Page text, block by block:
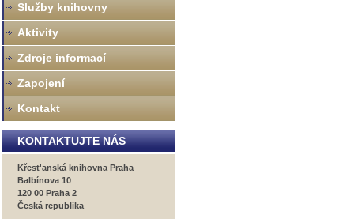
Služby knihovny
Aktivity
Zdroje informací
Zapojení
Kontakt
KONTAKTUJTE NÁS
Křest'anská knihovna Praha
Balbínova 10
120 00 Praha 2
Česká republika